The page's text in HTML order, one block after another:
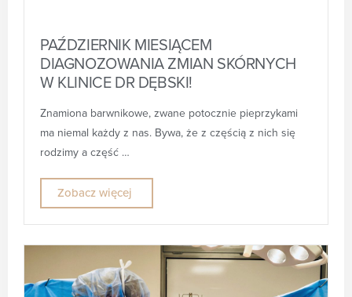
PAŹDZIERNIK MIESIĄCEM
DIAGNOZOWANIA ZMIAN SKÓRNYCH
W KLINICE DR DĘBSKI!
Znamiona barwnikowe, zwane potocznie pieprzykami
ma niemal każdy z nas. Bywa, że z częścią z nich się
rodzimy a część …
Zobacz więcej